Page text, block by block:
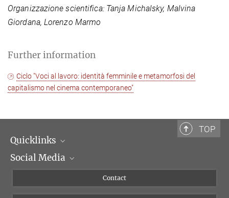
Organizzazione scientifica: Tanja Michalsky, Malvina
Giordana, Lorenzo Marmo
Further information
Ciclo "Voci al lavoro: identità femminile e metamorfosi del
capitalismo nel cinema contemporaneo"
TOP
Quicklinks
Scientific Departments
Social Media
Instagram
Contact